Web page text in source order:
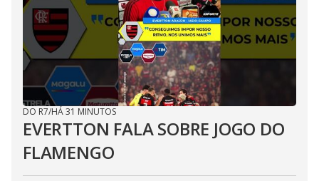
DO R7/HÁ 31 MINUTOS
EVERTTON FALA SOBRE JOGO DO
FLAMENGO